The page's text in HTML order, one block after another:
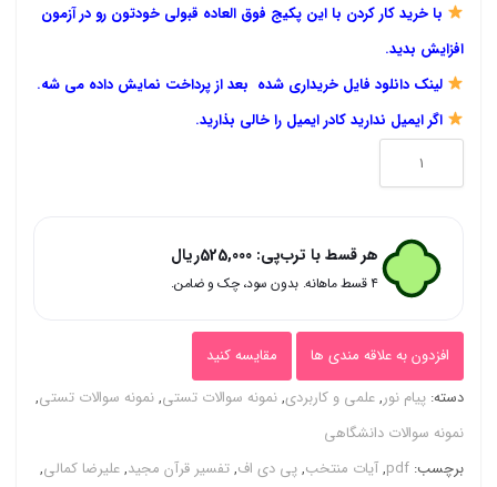
5,250,000ریال
بود.
2,100,000ریال
با خرید کار کردن با این پکیج فوق العاده قبولی خودتون رو در آزمون
افزایش بدید.
لینک دانلود فایل خریداری شده بعد از پرداخت نمایش داده می شه.
اگر ایمیل ندارید کادر ایمیل را خالی بذارید.
سوالات
تشریحی
فصل
فصل
تفسیر
قرآن
هر قسط با ترب‌پی: 525,000ریال
۴ قسط ماهانه. بدون سود، چک و ضامن.
افزدون به علاقه مندی ها
مقایسه کنید
دسته: پیام نور,علمی و کاربردی,نمونه سوالات تستی,نمونه سوالات تستی,
نمونه سوالات دانشگاهی
برچسب: pdf
,آیات منتخب,پی دی اف,تفسیر قرآن مجید,علیرضا کمالی,